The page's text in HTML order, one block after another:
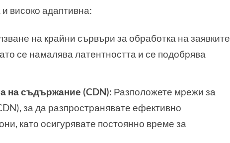
високо адаптивна:
на крайни сървъри за обработка на заявките
се намалява латентността и се подобрява
на съдържание (CDN): Разположете мрежи за
за да разпространявате ефективно
като осигурявате постоянно време за